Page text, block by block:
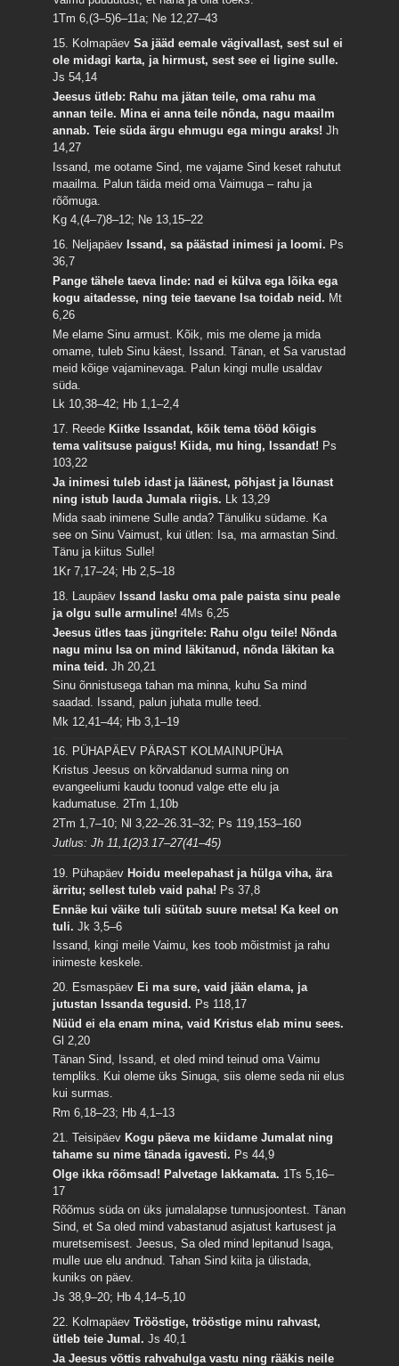
1Tm 6,(3–5)6–11a; Ne 12,27–43
15. KolmapäevSa jääd eemale vägivallast, sest sul ei
ole midagi karta, ja hirmust, sest see ei ligine sulle.
Js 54,14
Jeesus ütleb: Rahu ma jätan teile, oma rahu ma
annan teile. Mina ei anna teile nõnda, nagu maailm
annab. Teie süda ärgu ehmugu ega mingu araks!Jh
14,27
Issand, me ootame Sind, me vajame Sind keset rahutut
maailma. Palun täida meid oma Vaimuga – rahu ja
rõõmuga.
Kg 4,(4–7)8–12; Ne 13,15–22
16. Neljapäev Issand, sa päästad inimesi ja loomi. Ps
36,7
Pange tähele taeva linde: nad ei külva ega lõika ega
kogu aitadesse, ning teie taevane Isa toidab neid. Mt
6,26
Me elame Sinu armust. Kõik, mis me oleme ja mida
omame, tuleb Sinu käest, Issand. Tänan, et Sa varustad
meid kõige vajaminevaga. Palun kingi mulle usaldav
süda.
Lk 10,38–42; Hb 1,1–2,4
17. Reede Kiitke Issandat, kõik tema tööd kõigis
tema valitsuse paigus! Kiida, mu hing, Issandat! Ps
103,22
Ja inimesi tuleb idast ja läänest, põhjast ja lõunast
ning istub lauda Jumala riigis.
Lk 13,29
Mida saab inimene Sulle anda? Tänuliku südame. Ka
see on Sinu Vaimust, kui ütlen: Isa, ma armastan Sind.
Tänu ja kiitus Sulle!
1Kr 7,17–24; Hb 2,5–18
18. Laupäev Issand lasku oma pale paista sinu peale
ja olgu sulle armuline!4Ms 6,25
Jeesus ütles taas jüngritele: Rahu olgu teile! Nõnda
nagu minu Isa on mind läkitanud, nõnda läkitan ka
mina teid.Jh 20,21
Sinu õnnistusega tahan ma minna, kuhu Sa mind
saadad. Issand, palun juhata mulle teed.
Mk 12,41–44; Hb 3,1–19
16. PÜHAPÄEV PÄRAST KOLMAINUPÜHA
Kristus Jeesus on kõrvaldanud surma ning on
evangeeliumi kaudu toonud valge ette elu ja
kadumatuse.2Tm 1,10b
2Tm 1,7–10; Nl 3,22–26.31–32; Ps 119,153–160
Jutlus: Jh 11,1(2)3.17–27(41–45)
19. Pühapäev Hoidu meelepahast ja hülga viha, ära
ärritu; sellest tuleb vaid paha! Ps 37,8
Ennäe kui väike tuli süütab suure metsa! Ka keel on
tuli.Jk 3,5–6
Issand, kingi meile Vaimu, kes toob mõistmist ja rahu
inimeste keskele.
20. Esmaspäev Ei ma sure, vaid jään elama, ja
jutustan Issanda tegusid. Ps 118,17
Nüüd ei ela enam mina, vaid Kristus elab minu sees.
Gl 2,20
Tänan Sind, Issand, et oled mind teinud oma Vaimu
templiks. Kui oleme üks Sinuga, siis oleme seda nii elus
kui surmas.
Rm 6,18–23; Hb 4,1–13
21. Teisipäev Kogu päeva me kiidame Jumalat ning
tahame su nime tänada igavesti. Ps 44,9
Olge ikka rõõmsad! Palvetage lakkamata. 1Ts 5,16–
17
Rõõmus süda on üks jumalalapse tunnusjoontest. Tänan
Sind, et Sa oled mind vabastanud asjatust kartusest ja
muretsemisest. Jeesus, Sa oled mind lepitanud Isaga,
mulle uue elu andnud. Tahan Sind kiita ja ülistada,
kuniks on päev.
Js 38,9–20; Hb 4,14–5,10
22. KolmapäevTrööstige, trööstige minu rahvast,
ütleb teie Jumal.Js 40,1
Ja Jeesus võttis rahvahulga vastu ning rääkis neile